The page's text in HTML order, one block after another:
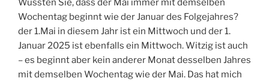
Wussten Sie, dass der Mai immer mit demselben
Wochentag beginnt wie der Januar des Folgejahres?
der 1.Mai in diesem Jahr ist ein Mittwoch und der 1.
Januar 2025 ist ebenfalls ein Mittwoch. Witzig ist auch
– es beginnt aber kein anderer Monat desselben Jahres
mit demselben Wochentag wie der Mai. Das hat mich